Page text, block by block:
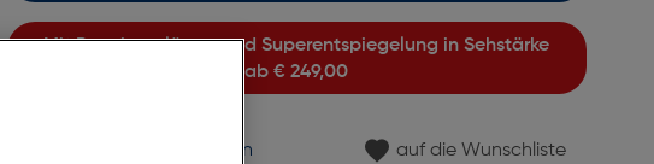
Mit Premiumgläsern und Superentspiegelung in Sehstärke
ab€ 249,00
Jetzt Termin vereinbaren auf die Wunschliste